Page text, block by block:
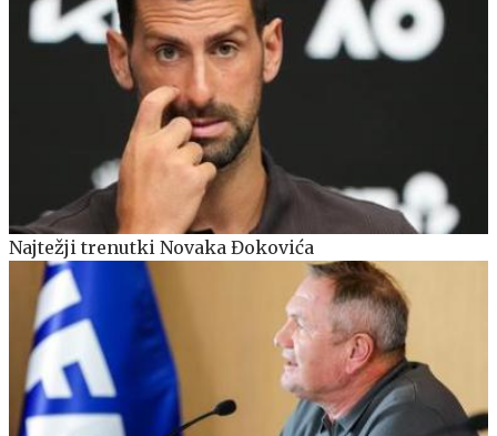
Najtežji trenutki Novaka Đokovića